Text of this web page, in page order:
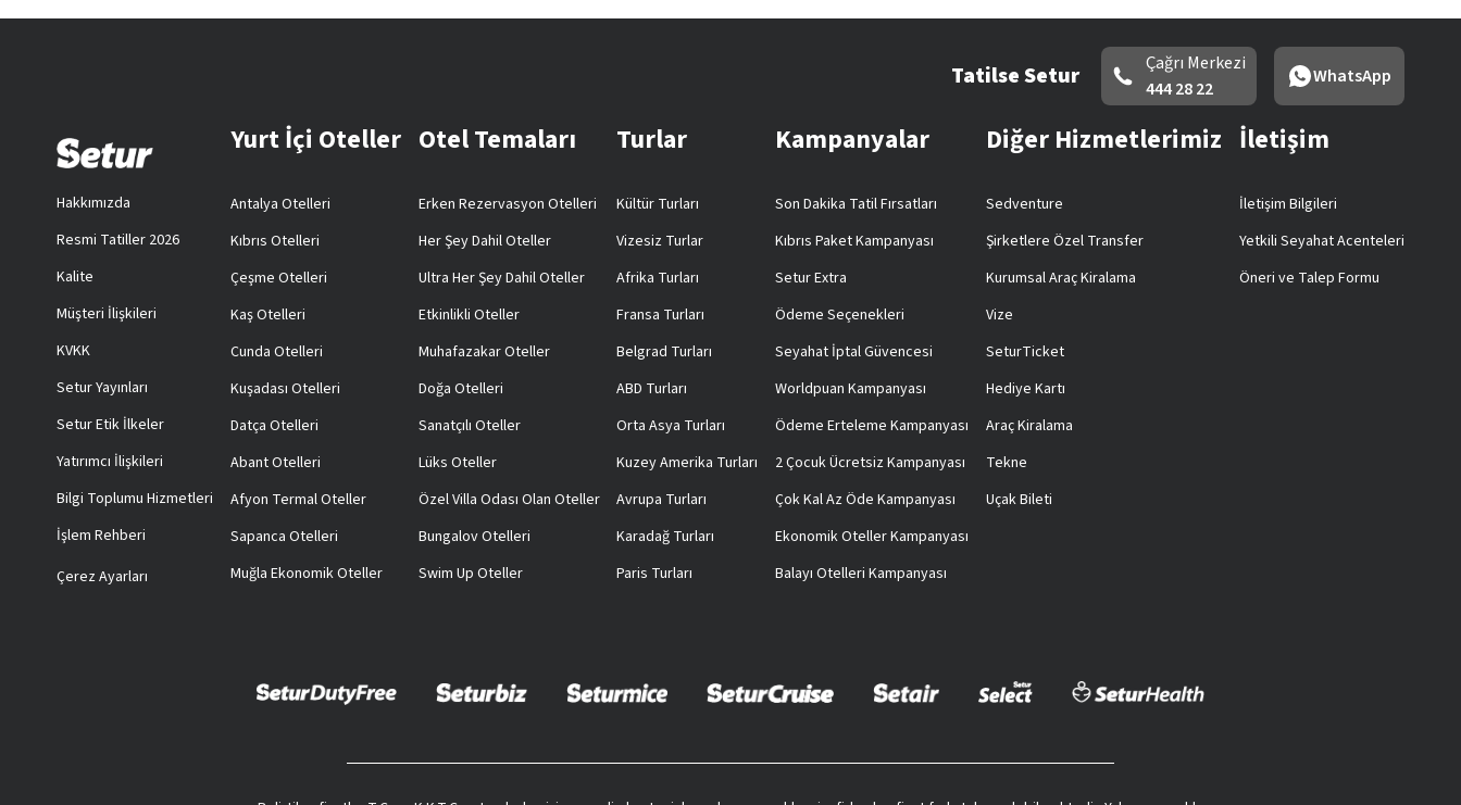
Tatilse Setur
Çağrı Merkezi
444 28 22
WhatsApp
Hakkımızda
Resmi Tatiller 2026
Kalite
Müşteri İlişkileri
KVKK
Setur Yayınları
Setur Etik İlkeler
Yatırımcı İlişkileri
Bilgi Toplumu Hizmetleri
İşlem Rehberi
Çerez Ayarları
Yurt İçi Oteller
Antalya Otelleri
Kıbrıs Otelleri
Çeşme Otelleri
Kaş Otelleri
Cunda Otelleri
Kuşadası Otelleri
Datça Otelleri
Abant Otelleri
Afyon Termal Oteller
Sapanca Otelleri
Muğla Ekonomik Oteller
Otel Temaları
Erken Rezervasyon Otelleri
Her Şey Dahil Oteller
Ultra Her Şey Dahil Oteller
Etkinlikli Oteller
Muhafazakar Oteller
Doğa Otelleri
Sanatçılı Oteller
Lüks Oteller
Özel Villa Odası Olan Oteller
Bungalov Otelleri
Swim Up Oteller
Turlar
Kültür Turları
Vizesiz Turlar
Afrika Turları
Fransa Turları
Belgrad Turları
ABD Turları
Orta Asya Turları
Kuzey Amerika Turları
Avrupa Turları
Karadağ Turları
Paris Turları
Kampanyalar
Son Dakika Tatil Fırsatları
Kıbrıs Paket Kampanyası
Setur Extra
Ödeme Seçenekleri
Seyahat İptal Güvencesi
Worldpuan Kampanyası
Ödeme Erteleme Kampanyası
2 Çocuk Ücretsiz Kampanyası
Çok Kal Az Öde Kampanyası
Ekonomik Oteller Kampanyası
Balayı Otelleri Kampanyası
Diğer Hizmetlerimiz
Sedventure
Şirketlere Özel Transfer
Kurumsal Araç Kiralama
Vize
SeturTicket
Hediye Kartı
Araç Kiralama
Tekne
Uçak Bileti
İletişim
İletişim Bilgileri
Yetkili Seyahat Acenteleri
Öneri ve Talep Formu